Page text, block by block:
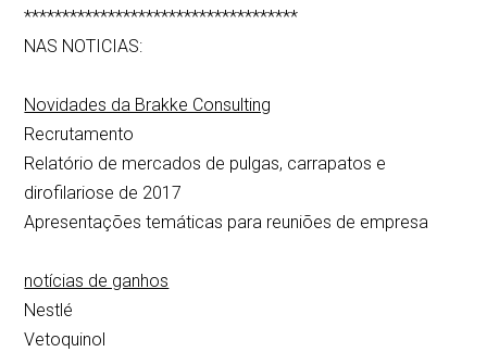
************************************
NAS NOTICIAS:
Novidades da Brakke Consulting
Recrutamento
Relatório de mercados de pulgas, carrapatos e
dirofilariose de 2017
Apresentações temáticas para reuniões de empresa
notícias de ganhos
Nestlé
Vetoquinol